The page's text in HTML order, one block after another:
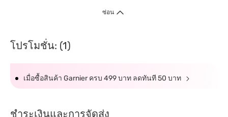
ซ่อน
โปรโมชั่น: (1)
เมื่อซื้อสินค้า Garnier ครบ 499 บาท ลดทันที 50 บาท
ชำระเงินและการจัดส่ง